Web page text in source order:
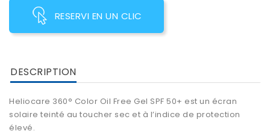
RESERVI EN UN CLIC
DESCRIPTION
Heliocare 360° Color Oil Free Gel SPF 50+ est un écran
solaire teinté au toucher sec et à l’indice de protection
élevé.